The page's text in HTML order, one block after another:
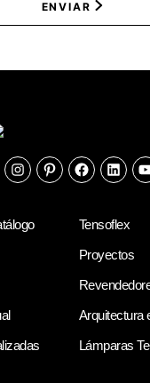
ENVIAR
InstagramPinterestFacebook
Tensoflex
Proyectos
Arquitectura
Lámparas